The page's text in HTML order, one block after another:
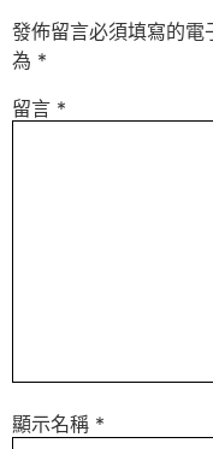
發佈留言必須填寫的電
為 *
留言 *
顯示名稱 *